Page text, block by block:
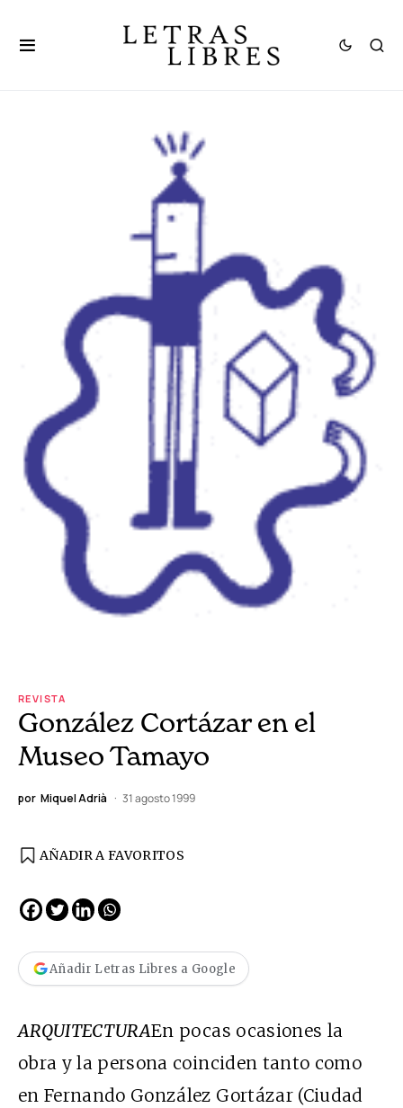
REVISTA
González Cortázar en el
Museo Tamayo
por Miquel Adrià 31 agosto 1999
AÑADIR A FAVORITOS
Añadir Letras Libres a Google
ARQUITECTURAEn pocas ocasiones la
obra y la persona coinciden tanto como
en Fernando González Gortázar (Ciudad